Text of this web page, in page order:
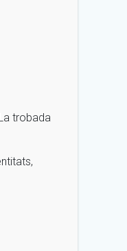
trobada